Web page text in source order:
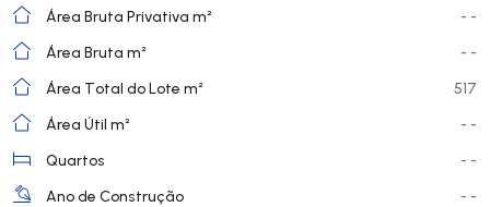
Área Bruta Privativa m²
- -
Área Bruta m²
- -
Área Total do Lote m²
517
Área Útil m²
- -
Quartos
- -
Ano de Construção
- -